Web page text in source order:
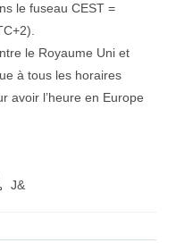
le fuseau CEST =
le Royaume Uni et
à tous les horaires
avoir l’heure en Europe
autrice
J&